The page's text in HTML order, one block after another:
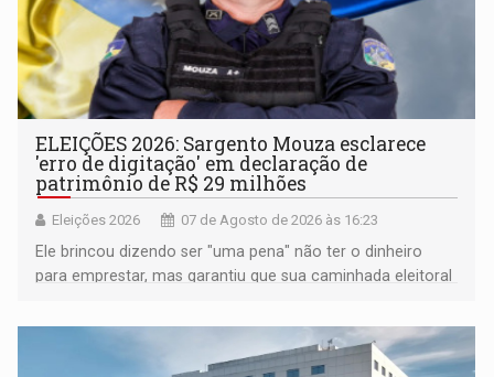
ELEIÇÕES 2026: Sargento Mouza esclarece
'erro de digitação' em declaração de
patrimônio de R$ 29 milhões
Eleições 2026 07 de Agosto de 2026 às 16:23
Ele brincou dizendo ser "uma pena" não ter o dinheiro
para emprestar, mas garantiu que sua caminhada eleitoral